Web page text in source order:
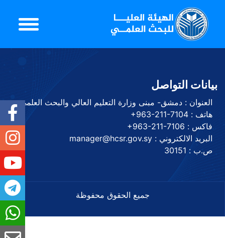
بيانات التواصل
العنوان : دمشق- مبنى وزارة التعليم العالي والبحث العلمي
هاتف : +963-211-7104
فاكس : +963-211-7106
البريد الالكتروني : manager@hcsr.gov.sy
ص.ب : 30151
جميع الحقوق محفوظة